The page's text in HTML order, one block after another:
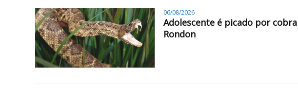
06/08/2026
Adolescente é picado por
Rondon